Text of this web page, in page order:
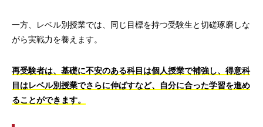
一方、レベル別授業では、同じ目標を持つ受験生と切磋琢磨しな
がら実戦力を養えます。
再受験者は、基礎に不安のある科目は個人授業で補強し、得意科
目はレベル別授業でさらに伸ばすなど、自分に合った学習を進め
ることができます。